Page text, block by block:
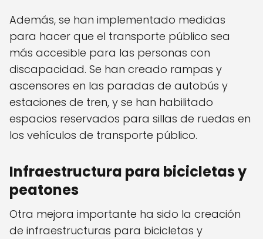
Además, se han implementado medidas
para hacer que el transporte público sea
más accesible para las personas con
discapacidad. Se han creado rampas y
ascensores en las paradas de autobús y
estaciones de tren, y se han habilitado
espacios reservados para sillas de ruedas en
los vehículos de transporte público.
Infraestructura para bicicletas y
peatones
Otra mejora importante ha sido la creación
de infraestructuras para bicicletas y